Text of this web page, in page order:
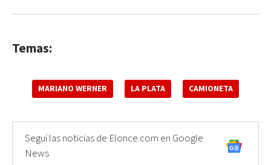
Temas:
MARIANO WERNER LA PLATA CAMIONETA
Seguí las noticias de Elonce.com en Google
News